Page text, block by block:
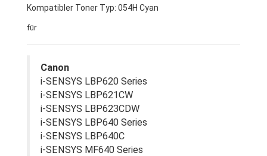
Kompatibler Toner Typ: 054H Cyan
für
Canon
i-SENSYS LBP620 Series
i-SENSYS LBP621CW
i-SENSYS LBP623CDW
i-SENSYS LBP640 Series
i-SENSYS LBP640C
i-SENSYS MF640 Series